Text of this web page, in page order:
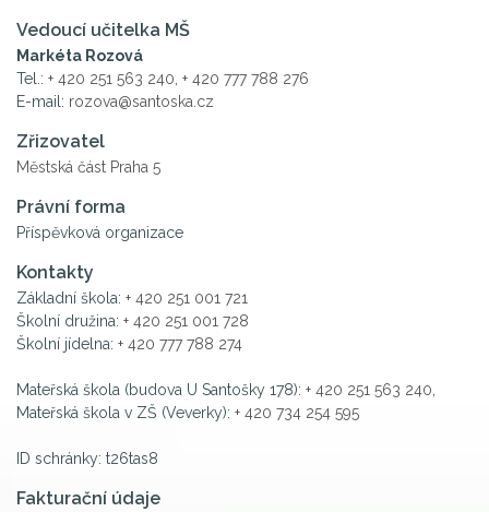
Vedoucí učitelka MŠ
Markéta Rozová
Tel.: + 420 251 563 240 + 420 777 788 276
E-mail: rozova@santoska.cz
Zřizovatel
Městská část Praha 5
Právní forma
Příspěvková organizace
Kontakty
Základní škola: + 420 251 001 721
Školní družina: + 420 251 001 728
Školní jídelna: + 420 777 788 274
Mateřská škola (budova U Santošky 178): + 420 251 563 240
Mateřská škola v ZŠ (Veverky): + 420 734 254 595
ID schránky: t26tas8
Fakturační údaje